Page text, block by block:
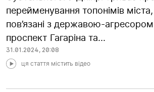
перейменування топонімів
пов’язані з державою-
проспект Гагаріна та...
31.01.2024, 20:08
ця стаття містить відео